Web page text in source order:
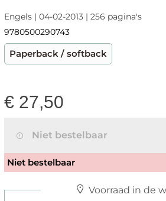
Engels | 04-02-2013 | 256 pagina's
9780500290743
Paperback / softback
€ 27,50
Niet bestelbaar
Niet bestelbaar
Voorraad in de